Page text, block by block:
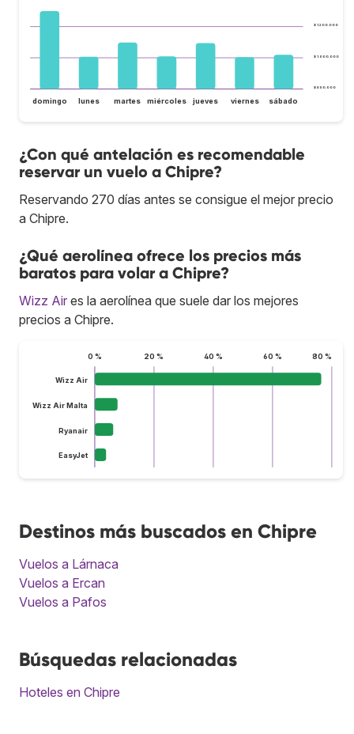
$ 800.000
$ 1.000.000
$ 1.200.000
domingo lunes martes miércoles jueves viernes sábado
¿Con qué antelación es recomendable
reservar un vuelo a Chipre?
Reservando 270 días antes se consigue el mejor precio
a Chipre.
¿Qué aerolínea ofrece los precios más
baratos para volar a Chipre?
Wizz Air es la aerolínea que suele dar los mejores
precios a Chipre.
0 % 20 % 40 % 60 % 80 %
Wizz Air
Wizz Air Malta
Ryanair
EasyJet
Destinos más buscados en Chipre
Vuelos a Lárnaca
Vuelos a Ercan
Vuelos a Pafos
Búsquedas relacionadas
Hoteles en Chipre